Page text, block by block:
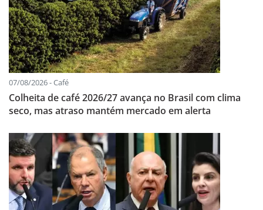
07/08/2026 - Café
Colheita de café 2026/27 avança no Brasil com clima
seco, mas atraso mantém mercado em alerta